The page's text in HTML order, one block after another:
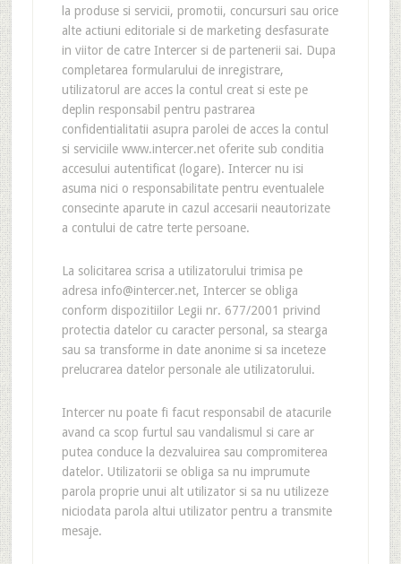
la produse si servicii, promotii, concursuri sau orice
alte actiuni editoriale si de marketing desfasurate
in viitor de catre Intercer si de partenerii sai. Dupa
completarea formularului de inregistrare,
utilizatorul are acces la contul creat si este pe
deplin responsabil pentru pastrarea
confidentialitatii asupra parolei de acces la contul
si serviciile www.intercer.net oferite sub conditia
accesului autentificat (logare). Intercer nu isi
asuma nici o responsabilitate pentru eventualele
consecinte aparute in cazul accesarii neautorizate
a contului de catre terte persoane.
La solicitarea scrisa a utilizatorului trimisa pe
adresa info@intercer.net, Intercer se obliga
conform dispozitiilor Legii nr. 677/2001 privind
protectia datelor cu caracter personal, sa stearga
sau sa transforme in date anonime si sa inceteze
prelucrarea datelor personale ale utilizatorului.
Intercer nu poate fi facut responsabil de atacurile
avand ca scop furtul sau vandalismul si care ar
putea conduce la dezvaluirea sau compromiterea
datelor. Utilizatorii se obliga sa nu imprumute
parola proprie unui alt utilizator si sa nu utilizeze
niciodata parola altui utilizator pentru a transmite
mesaje.